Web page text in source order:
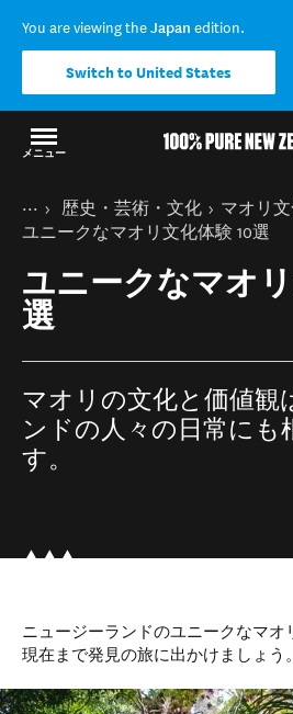
You are viewing theJapan edition.
Switch to United States
メニュー
結果に戻る
現在のページ
ホーム
ニュージーランドの楽しみ方
歴史・芸術・文化
マオリ
ユニークなマオリ文化体験 10選
ユニークなマオ
選
マオリの文化と価値観
ンドの人々の日常にも
す。
ニュージーランドのユニークなマオ
現在まで発見の旅に出かけましょう。